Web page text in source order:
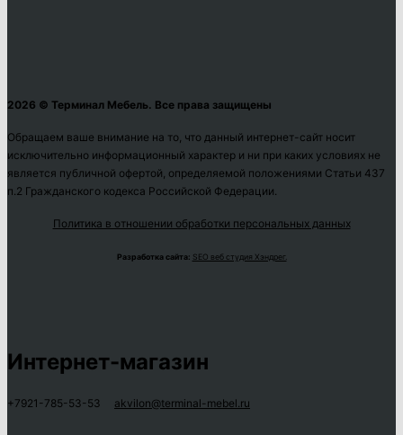
2026 © Терминал Мебель. Все права защищены
Обращаем ваше внимание на то, что данный интернет-сайт носит
исключительно информационный характер и ни при каких условиях не
является публичной офертой, определяемой положениями Статьи 437
п.2 Гражданского кодекса Российской Федерации.
Политика в отношении обработки персональных данных
Разработка сайта: SEO веб студия Хэндрег.
Интернет-магазин
+7921-785-53-53 akvilon@terminal-mebel.ru